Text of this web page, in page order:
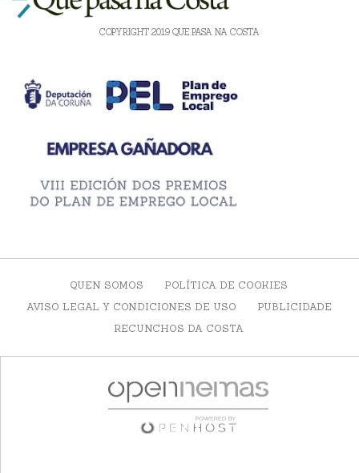
COPYRIGHT 2019 QUE PASA NA COSTA
QUEN SOMOS
POLÍTICA DE COOKIES
AVISO LEGAL Y CONDICIONES DE USO
PUBLICIDADE
RECUNCHOS DA COSTA